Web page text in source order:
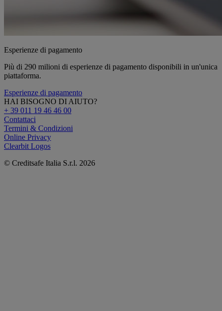
Esperienze di pagamento
Più di 290 milioni di esperienze di pagamento disponibili in un'unica
piattaforma.
Esperienze di pagamento
HAI BISOGNO DI AIUTO?
+ 39 011 19 46 46 00
Contattaci
Termini & Condizioni
Online Privacy
Clearbit Logos
© Creditsafe Italia S.r.l. 2026